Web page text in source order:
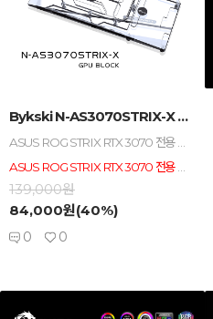
Bykski N-AS3070STRIX-X (ASUS...
139,000원
84,000원(40%)
0
0